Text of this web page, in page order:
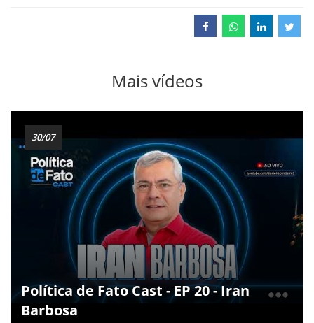
Mais vídeos
30/07
Política de Fato Cast - EP 20 - Iran
Barbosa